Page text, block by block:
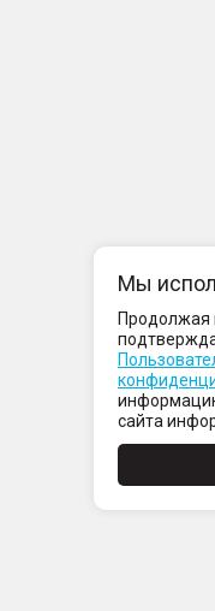
Мы
Продолжая
сайта